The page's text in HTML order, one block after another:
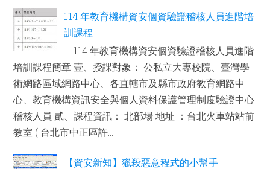
114 年教育機構資安個資驗證稽核人員進階培
訓課程
114 年教育機構資安個資驗證稽核人員進階
培訓課程簡章 壹、授課對象： 公私立大專校院、臺灣學
術網路區域網路中心、各直轄市及縣市政府教育網路中
心、教育機構資訊安全與個人資料保護管理制度驗證中心
稽核人員 貳、課程資訊： 北部場 地址 ：台北火車站站前
教室 ( 台北市中正區許...
【資安新知】獵殺惡意程式的小幫手